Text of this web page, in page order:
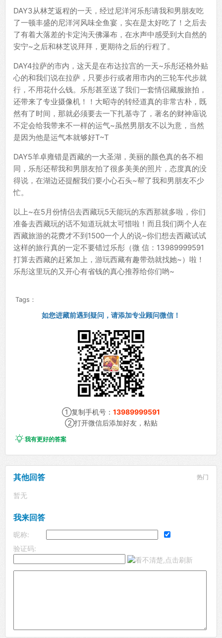
DAY3从林芝返程的一天，经过尼洋河乐彤请我和男朋友吃
了一顿丰盛的尼洋河风味全鱼宴，实在是太好吃了！之后去
了有着大落差的卡定沟天佛瀑布，在水声中感受到大自然的
安宁~之后和林芝说拜拜，更期待之后的行程了。
DAY4拉萨的市内，这天是在布达拉宫的一天~乐彤还格外贴
心的和我们说在拉萨，只要步行或者用市内的三轮车代步就
行，不用花什么钱。乐彤甚至送了我们一套情侣藏服旅拍，
还带来了专业摄像机！！大昭寺的转经道真的非常古朴，既
然有了时间，那就必须要去一下扎基寺了，著名的财神庙说
不定会给我带来不一样的运气~虽然男朋友不以为意，当然
是因为他是运气本就够好T~T
DAY5羊卓雍错是西藏的一大圣湖，美丽的颜色真的各不相
同，乐彤还帮我和男朋友拍了很多美美的照片，态度真的没
得说，在湖边还提醒我们要小心石头~帮了我和男朋友不少
忙。
以上~在5月份情侣去西藏玩5天能玩的东西那就多啦，你们
准备去西藏玩的话不知道玩就太可惜啦！而且我们两个人在
西藏旅游的花费才不到1500一个人的说~你们想去西藏试试
这样的旅行真的一定不要错过乐彤（微 信：13989999591
打算去西藏的赶紧加上，游玩西藏有趣带劲就找她~）啦！
乐彤这里玩的又开心有省钱的真心推荐给你们哟~
Tags：
如您进藏前遇到疑问，请添加专业顾问微信！
①复制手机号： 13989999591
②打开微信后添加好友，粘贴
我有更好的答案
其他回答 热门
暂无
我来回答
昵称:
验证码: